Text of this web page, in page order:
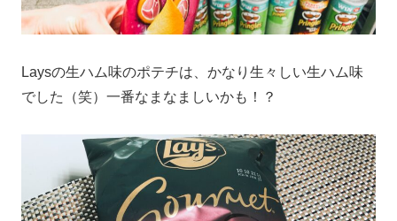
Laysの生ハム味のポテチは、かなり生々しい生ハム味
でした（笑）一番なまなましいかも！？